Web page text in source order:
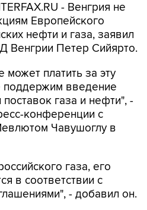
- Венгрия не
Европейского
нефти и газа, заявил
Венгрии Петер Сийярто.
может платить за эту
поддержим введение
газа и нефти", -
конференции с
Чавушоглу в
газа, его
в соответствии с
- добавил он.